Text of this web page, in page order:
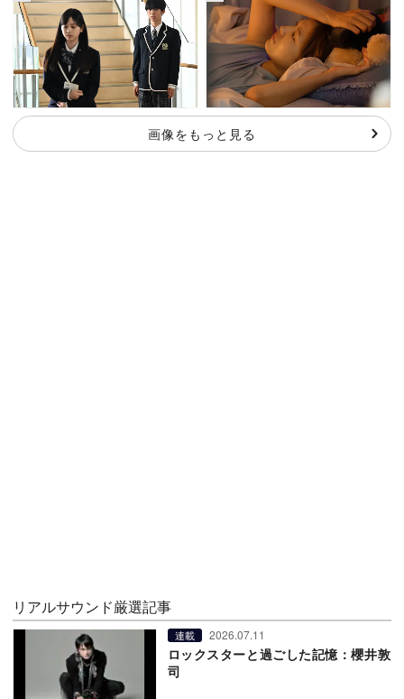
画像をもっと見る
リアルサウンド厳選記事
連載 2026.07.11
ロックスターと過ごした記憶：櫻井敦
司